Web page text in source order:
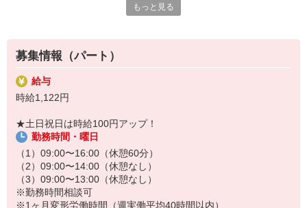
◇頑張った分、スタッフに還元！
・パートは特別手当の支給あり
※提供食事数:30人分
※1日の作業人数:1人
★＼サービス・職種の魅力／
完全調理済み食品を使用のため、調理未経験、調理に自信のない方
メニューを考える必要はなく、手順に沿って作業を進めることが可
能です。
マニュアルや研修制度、段階的なOJTも整えているため、未経験の
方も無理なく業務を覚えられる環境です。
もっと見る
募集情報（パート）
給与
時給1,122円
★土日祝日は時給100円アップ！
勤務時間・曜日
（1）09:00〜16:00（休憩60分）
（2）09:00〜14:00（休憩なし）
（3）09:00〜13:00（休憩なし）
※勤務時間相談可
※1ヶ月変形労働時間（週実働平均40時間以内）